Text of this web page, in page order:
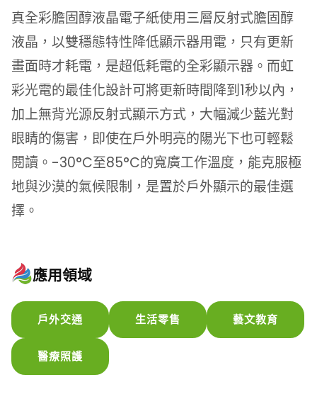
真全彩膽固醇液晶電子紙使用三層反射式膽固醇
液晶，以雙穩態特性降低顯示器用電，只有更新
畫面時才耗電，是超低耗電的全彩顯示器。而虹
彩光電的最佳化設計可將更新時間降到1秒以內，
加上無背光源反射式顯示方式，大幅減少藍光對
眼睛的傷害，即使在戶外明亮的陽光下也可輕鬆
閱讀。-30°C至85°C的寬廣工作溫度，能克服極
地與沙漠的氣候限制，是置於戶外顯示的最佳選
擇。
應用領域
戶外交通 生活零售 藝文教育
醫療照護